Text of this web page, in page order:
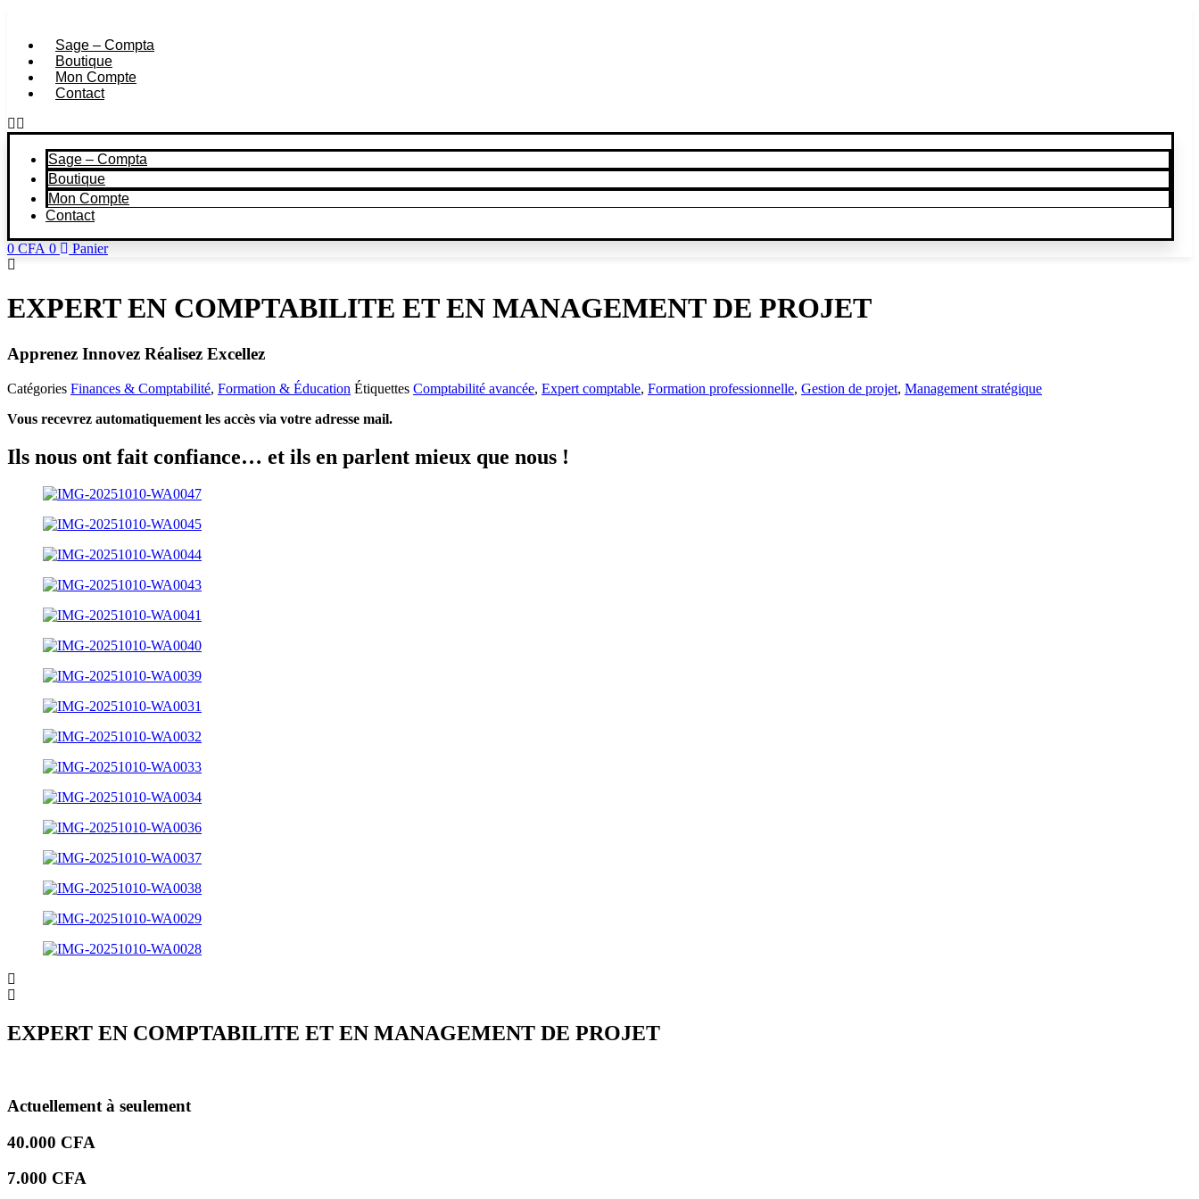
contenu
Sage – Compta
Boutique
Mon Compte
Contact
Sage – Compta
Boutique
Mon Compte
Contact
0 CFA 0 Panier
EXPERT EN COMPTABILITE ET EN MANAGEMENT DE PROJET
Apprenez Innovez Réalisez Excellez
Catégories Finances & Comptabilité, Formation & Éducation Étiquettes Comptabilité avancée, Expert comptable, Formation professionnelle, Gestion de projet, Management stratégique
Vous recevrez automatiquement les accès via votre adresse mail.
Ils nous ont fait confiance… et ils en parlent mieux que nous !
EXPERT EN COMPTABILITE ET EN MANAGEMENT DE PROJET
Actuellement à seulement
40.000 CFA
7.000 CFA